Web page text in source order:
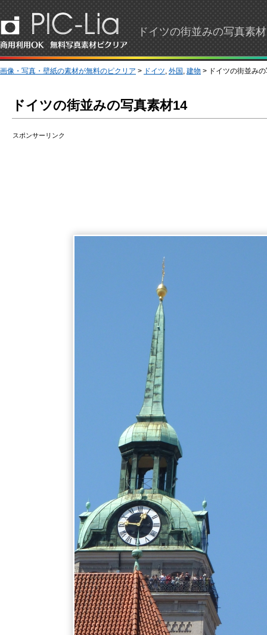
ドイツの街並みの写真素
画像・写真・壁紙の素材が無料のピクリア > ドイツ, 外国 , 建物 > ドイツの街並み
ドイツの街並みの写真素材14
スポンサーリンク